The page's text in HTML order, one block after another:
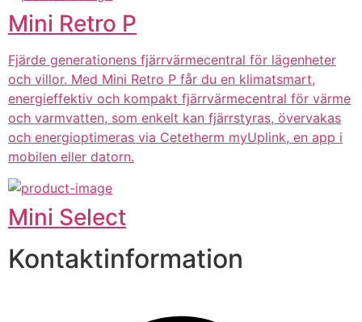
Mini Retro P
Fjärde generationens fjärrvärmecentral för lägenheter
och villor. Med Mini Retro P får du en klimatsmart,
energieffektiv och kompakt fjärrvärmecentral för värme
och varmvatten, som enkelt kan fjärrstyras, övervakas
och energioptimeras via Cetetherm myUplink, en app i
mobilen eller datorn.
Mini Select
Kontaktinformation